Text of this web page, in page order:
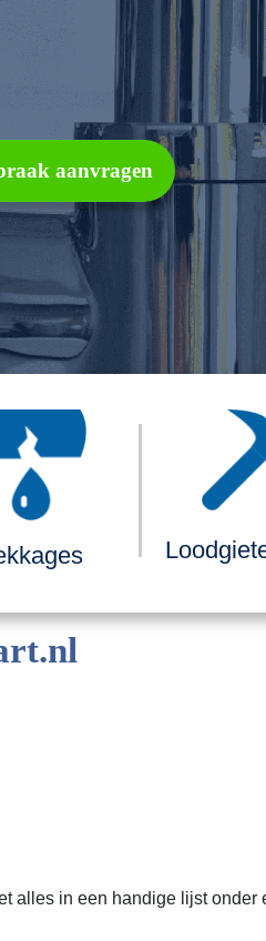
aanvragen
alles in een handige lijst